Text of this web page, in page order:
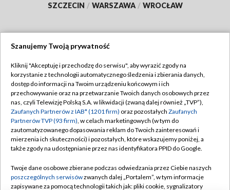
SZCZECIN / WARSZAWA / WROCŁAW
TVP
Abonament TVP
Emisja w TVP
Centrum informacji TVP
Naziemna Telewizja Cyfrowa
Rada Programowa
Regulamin TVP
Polityka prywatności
Moje zgody
Pomoc
Kontakt
Szanujemy Twoją prywatność
Kliknij "Akceptuję i przechodzę do serwisu", aby wyrazić zgody na
korzystanie z technologii automatycznego śledzenia i zbierania danych,
dostęp do informacji na Twoim urządzeniu końcowym i ich
przechowywanie oraz na przetwarzanie Twoich danych osobowych przez
nas, czyli Telewizję Polską S.A. w likwidacji (zwaną dalej również „TVP”),
Zaufanych Partnerów z IAB* (1201 firm) oraz pozostałych Zaufanych
Partnerów TVP (93 firm), w celach marketingowych (w tym do
zautomatyzowanego dopasowania reklam do Twoich zainteresowań i
mierzenia ich skuteczności) i pozostałych, które wskazujemy poniżej, a
także zgody na udostępnianie przez nas identyfikatora PPID do Google.
Twoje dane osobowe zbierane podczas odwiedzania przez Ciebie naszych
poszczególnych serwisówzwanych dalej „Portalem”, w tym informacje
zapisywane za pomocą technologii takich jak: pliki cookie, sygnalizatory